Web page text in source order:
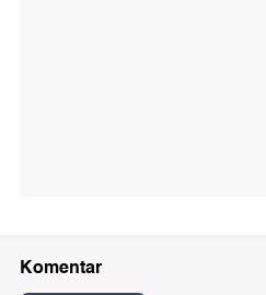
Komentar